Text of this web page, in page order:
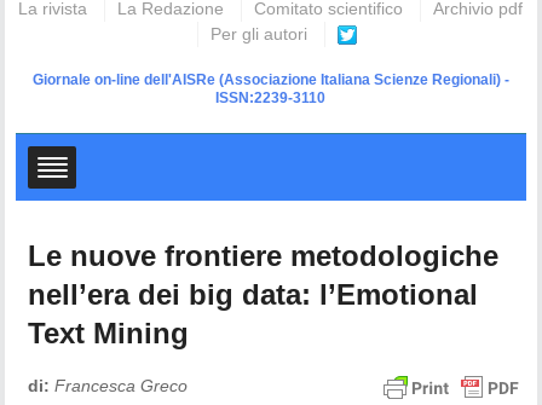
La rivista La Redazione Comitato scientifico
Archivio pdf
Per gli autori
Giornale on-line dell'AISRe (Associazione Italiana Scienze Regionali) -
ISSN:2239-3110
Le nuove frontiere metodologiche
nell’era dei big data: l’Emotional
Text Mining
di:Francesca Greco